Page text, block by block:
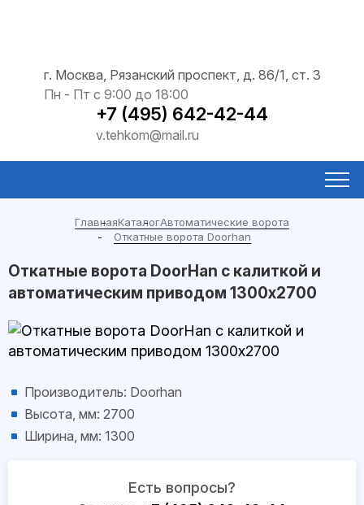
г. Москва, Рязанский проспект, д. 86/1, ст. 3
Пн - Пт с 9:00 до 18:00
+7 (495) 642-42-44
v.tehkom@mail.ru
ГлавнаяКаталогАвтоматические ворота
Откатные ворота Doorhan
Откатные ворота DoorHan с калиткой и
автоматическим приводом 1300х2700
Производитель: Doorhan
Высота, мм: 2700
Ширина, мм: 1300
Есть вопросы?